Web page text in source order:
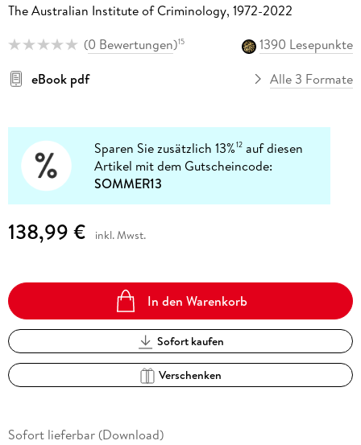
The Australian Institute of Criminology, 1972-2022
(0 Bewertungen)15
1390 Lesepunkte
eBook pdf
Alle 3 Formate
Sparen Sie zusätzlich 13%12 auf diesen
Artikel mit dem Gutscheincode:
SOMMER13
138,99 € inkl. Mwst.
In den Warenkorb
Sofort kaufen
Verschenken
Sofort lieferbar (Download)